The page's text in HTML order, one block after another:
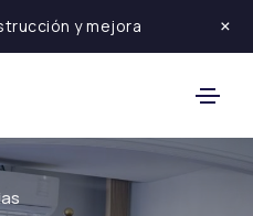
y mejora ×